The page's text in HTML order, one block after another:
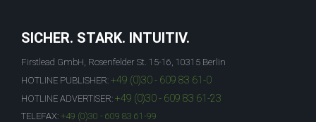
SICHER. STARK. INTUITIV.
Firstlead GmbH, Rosenfelder St. 15-16, 10315 Berlin
HOTLINE PUBLISHER: +49 (0)30 - 609 83 61-0
HOTLINE ADVERTISER: +49 (0)30 - 609 83 61-23
TELEFAX: +49 (0)30 - 609 83 61-99